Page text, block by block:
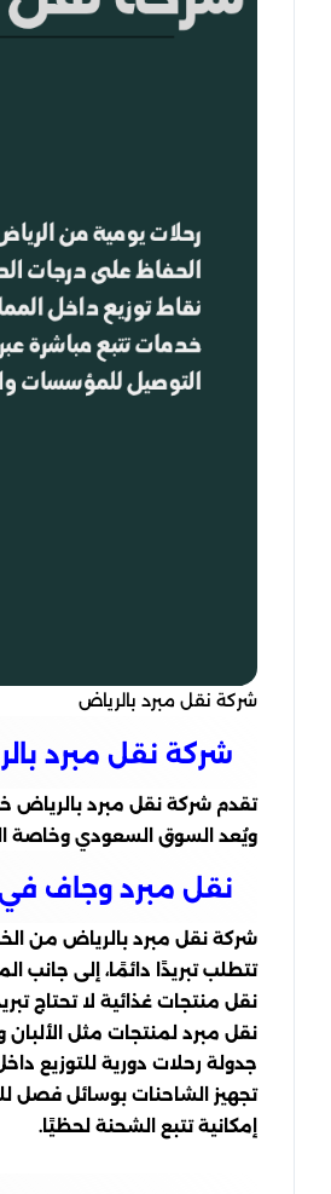
شركة نقل مبرد بالرياض
شركة نقل مبرد
تقدم شركة نقل مبرد بالرياض
ويُعد السوق السعودي وخاصة
نقل مبرد وجاف
شركة نقل مبرد بالرياض من
تتطلب تبريدًا دائمًا، إلى جانب
نقل منتجات غذائية لا تحتاج
نقل مبرد لمنتجات مثل الألبان
جدولة رحلات دورية للتوزيع
تجهيز الشاحنات بوسائل فصل
إمكانية تتبع الشحنة لحظيًا.